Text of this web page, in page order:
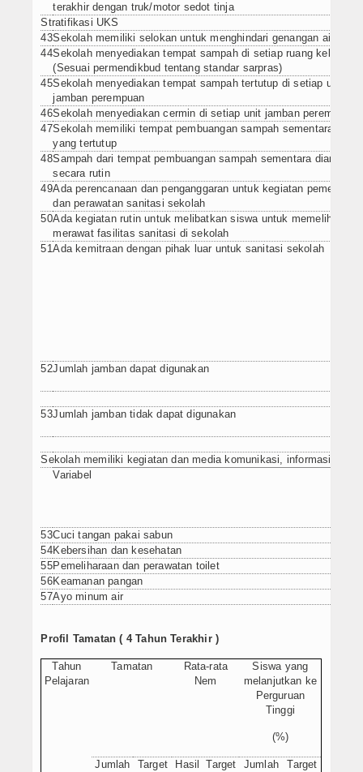
terakhir dengan truk/motor sedot tinja
Stratifikasi UKS
43Sekolah memiliki selokan untuk menghindari genangan air
44Sekolah menyediakan tempat sampah di setiap ruang kelas
(Sesuai permendikbud tentang standar sarpras)
45Sekolah menyediakan tempat sampah tertutup di setiap unit
jamban perempuan
46Sekolah menyediakan cermin di setiap unit jamban perempuan
47Sekolah memiliki tempat pembuangan sampah sementara
yang tertutup
48Sampah dari tempat pembuangan sampah sementara diangkut
secara rutin
49Ada perencanaan dan penganggaran untuk kegiatan
dan perawatan sanitasi sekolah
50Ada kegiatan rutin untuk melibatkan siswa untuk memelihara
merawat fasilitas sanitasi di sekolah
51Ada kemitraan dengan pihak luar untuk sanitasi sekolah
52Jumlah jamban dapat digunakan
53Jumlah jamban tidak dapat digunakan
Sekolah memiliki kegiatan dan media komunikasi, informasi dan
Variabel
53Cuci tangan pakai sabun
54Kebersihan dan kesehatan
55Pemeliharaan dan perawatan toilet
56Keamanan pangan
57Ayo minum air
Profil Tamatan ( 4 Tahun Terakhir )
Tahun
Pelajaran
Tamatan
Rata-rata
Nem
Siswa yang
melanjutkan ke
Perguruan
Tinggi
(%)
Jumlah Target Hasil Target Jumlah Target